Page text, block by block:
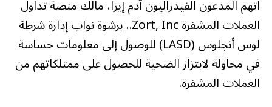
اتهم المدعون الفيدراليون آدم إيزا، مالك منصة تداول
العملات المشفرة Zort, Inc.، برشوة نواب إدارة شرطة
لوس أنجلوس (LASD) للوصول إلى معلومات حساسة
في محاولة لابتزاز الضحية للحصول على ممتلكاتهم من
العملات المشفرة.